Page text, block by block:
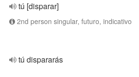
tú [disparar]
2nd person singular, futuro, indicativo
tú dispararás